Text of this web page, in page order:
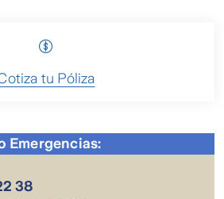
tu Póliza
Emergencias:
38